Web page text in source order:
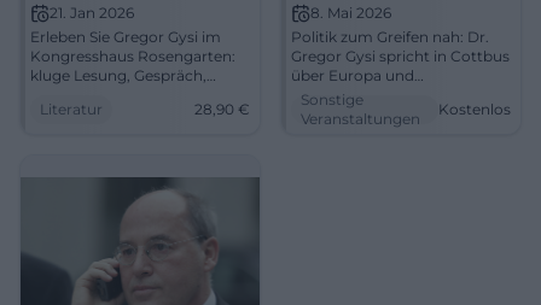
21. Jan 2026
Erleben Sie Gregor Gysi im
Kongresshaus Rosengarten:
kluge Lesung, Gespräch,
20:00, ab 28,90 €.
Literatur 28,90 €
8. Mai 2026
Politik zum Greifen nah: Dr.
Gregor Gysi spricht in Cottbus
über Europa und
Ostdeutschland. Kostenlos,
spannend und
Sonstige
Veranstaltungen
Kostenlos